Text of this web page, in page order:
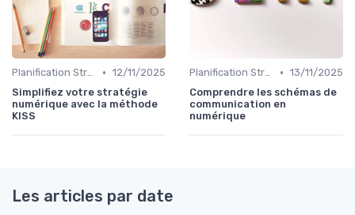
Planification Stratégique Digitale • 12/11/2025
Simplifiez votre stratégie
numérique avec la méthode
KISS
Planification Stratégique Digitale • 13/11/2025
Comprendre les schémas de
communication en
numérique
Les articles par date